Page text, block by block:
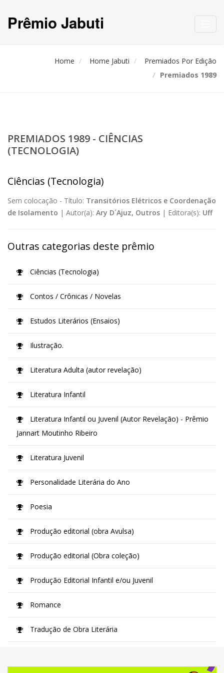
Prêmio Jabuti
Home Home Jabuti
Premiados Por Edição
Premiados 1989
PREMIADOS 1989 - CIÊNCIAS
(TECNOLOGIA)
Ciências (Tecnologia)
Sem colocação - Título: Transitórios Elétricos e Coordenação
de Isolamento | Autor(a): Ary D´Ajuz, Outros | Editora(s): Uff
Outras categorias deste prêmio
Ciências (Tecnologia)
Contos / Crônicas / Novelas
Estudos Literários (Ensaios)
Ilustração.
Literatura Adulta (autor revelação)
Literatura Infantil
Literatura Infantil ou Juvenil (Autor Revelação) - Prêmio
Jannart Moutinho Ribeiro
Literatura Juvenil
Personalidade Literária do Ano
Poesia
Produção editorial (obra Avulsa)
Produção editorial (Obra coleção)
Produção Editorial Infantil e/ou Juvenil
Romance
Tradução de Obra Literária